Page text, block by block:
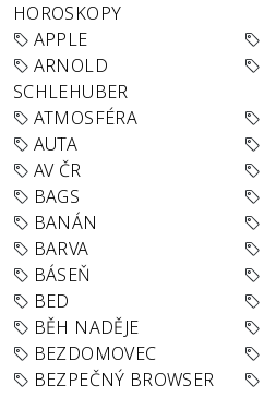
HOROSKOPY
APPLE
ARNOLD
SCHLEHUBER
ATMOSFÉRA
AUTA
AV ČR
BAGS
BANÁN
BARVA
BÁSEŇ
BED
BĚH NADĚJE
BEZDOMOVEC
BEZPEČNÝ BROWSER